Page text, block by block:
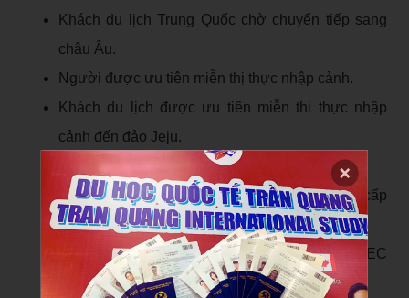
Khách du lịch Trung Quốc chờ chuyển tiếp sang
châu Âu.
Người được ưu tiên miễn thị thực nhập cảnh.
Khách du lịch được ưu tiên miễn thị thực nhập
cảnh đến đảo Jeju.
Người có giấy phép tái nhập cảnh.
Người có hộ chiếu do các Tổ chức quốc tế cấp
(LAISSER-PASSER)
Người có thẻ du lịch thương mại APEC – APEC
Business Travel Card